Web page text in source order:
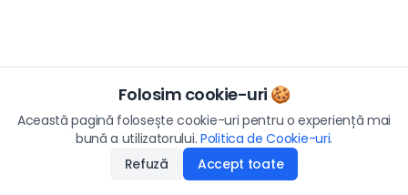
Folosim cookie-uri 🍪
Această pagină folosește cookie-uri pentru o experiență mai
bună a utilizatorului. Politica de Cookie-uri.
Refuză
Accept toate